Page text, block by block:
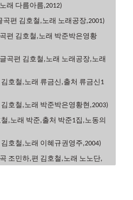
래 다름아름,2012)
곡편 김호철,노래 노래공장,2001)
편 김호철,노래 박준박은영황
곡편 김호철,노래 노래공장,노래
호철,노래 류금신,출처 류금신1
호철,노래 박준박은영황현,2003)
,노래 박준,출처 박준1집,노동의
호철,노래 이혜규권영주,2004)
조민하,편 김호철,노래 노노단,